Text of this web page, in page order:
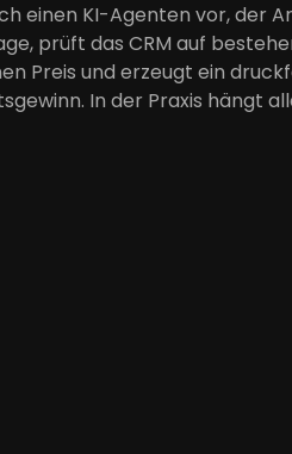
einen KI-Agenten vor, der
prüft das CRM auf
Preis und erzeugt ein
In der Praxis hängt